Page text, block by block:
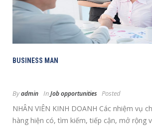
BUSINESS MAN
Byadmin InJob opportunities Posted
NHÂN VIÊN KINH DOANH Các nhiệm vụ
hàng hiện có, tìm kiếm, tiếp cận, mở rộng